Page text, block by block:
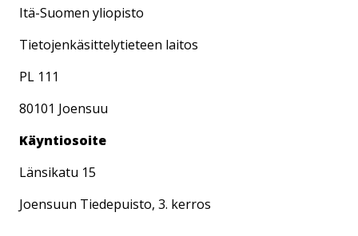
Itä-Suomen yliopisto
Tietojenkäsittelytieteen laitos
PL 111
80101 Joensuu
Käyntiosoite
Länsikatu 15
Joensuun Tiedepuisto, 3. kerros